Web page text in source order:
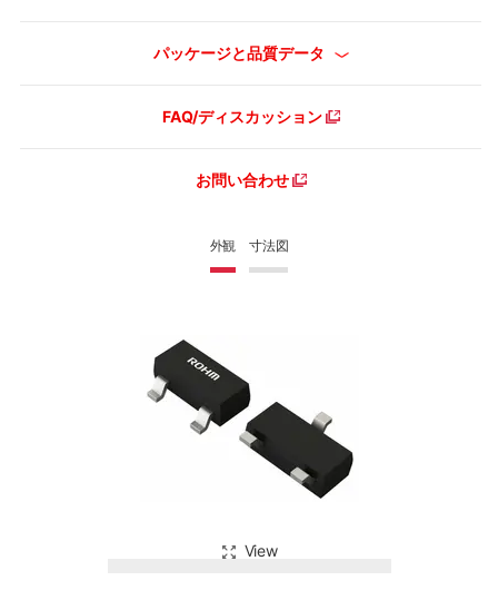
外観 寸法図
View
パッケージと品質データ
FAQ/ディスカッション
お問い合わせ